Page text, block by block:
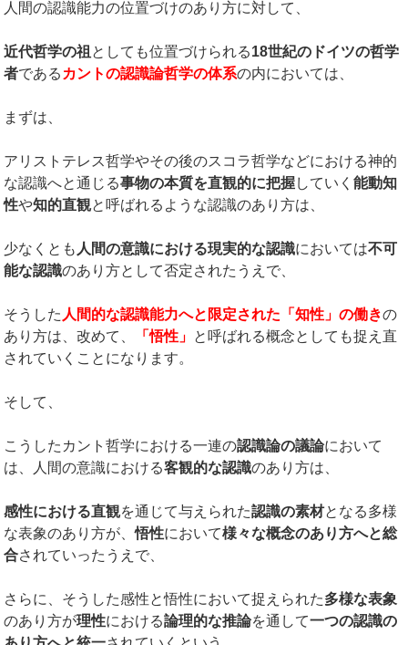
人間の認識能力の位置づけのあり方に対して、
近代哲学の祖 としても位置づけられる18世紀のドイツの哲学
者であるカントの認識論哲学の体系の内においては、
まずは、
アリストテレス哲学やその後のスコラ哲学などにおける神的
な認識へと通じる事物の本質を直観的に把握していく能動知
性や知的直観と呼ばれるような認識のあり方は、
少なくとも 人間の意識における現実的な認識においては不可
能な認識のあり方として否定されたうえで、
そうした 人間的な認識能力へと限定された「知性」の働きの
あり方は、改めて、
「悟性」 と呼ばれる概念としても捉え直
されていくことになります。
そして、
こうしたカント哲学における一連の認識論の議論において
は、人間の意識における客観的な認識のあり方は、
感性における直観を通じて与えられた認識の素材となる多様
な表象のあり方が、悟性において様々な概念のあり方へと総
合されていったうえで、
さらに、そうした感性と悟性において捉えられた多様な表象
のあり方が理性における論理的な推論を通して一つの認識の